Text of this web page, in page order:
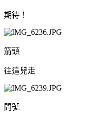
期待！
箭頭
往這兒走
問號